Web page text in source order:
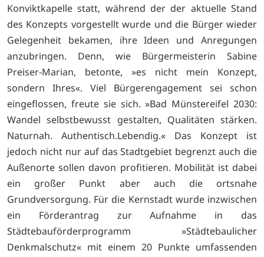
Konviktkapelle statt, während der der aktuelle Stand
des Konzepts vorgestellt wurde und die Bürger wieder
Gelegenheit bekamen, ihre Ideen und Anregungen
anzubringen. Denn, wie Bürgermeisterin Sabine
Preiser-Marian, betonte, »es nicht mein Konzept,
sondern Ihres«. Viel Bürgerengagement sei schon
eingeflossen, freute sie sich. »Bad Münstereifel 2030:
Wandel selbstbewusst gestalten, Qualitäten stärken.
Naturnah. Authentisch.Lebendig.« Das Konzept ist
jedoch nicht nur auf das Stadtgebiet begrenzt auch die
Außenorte sollen davon profitieren. Mobilität ist dabei
ein großer Punkt aber auch die ortsnahe
Grundversorgung. Für die Kernstadt wurde inzwischen
ein Förderantrag zur Aufnahme in das
Städtebauförderprogramm »Städtebaulicher
Denkmalschutz« mit einem 20 Punkte umfassenden